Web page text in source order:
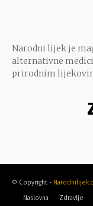
Narodni lijek je
alternativne
prirodnim
© Copyright -
Naslovna
Zdravlje